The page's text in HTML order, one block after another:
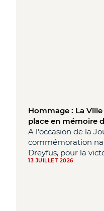
Hommage : La
place en mémoire
A l'occasion de la
commémoration
Dreyfus, pour la
vérité contre la
13 JUILLET 2026